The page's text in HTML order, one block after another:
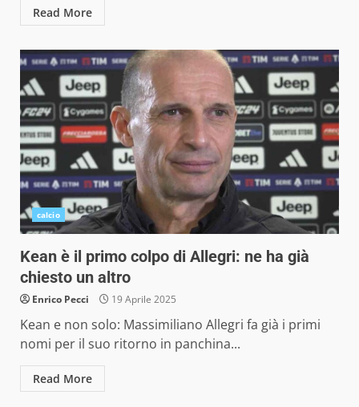
Read More
calcio
Kean è il primo colpo di Allegri: ne ha già
chiesto un altro
Enrico Pecci 19 Aprile 2025
Kean e non solo: Massimiliano Allegri fa già i primi
nomi per il suo ritorno in panchina...
Read More